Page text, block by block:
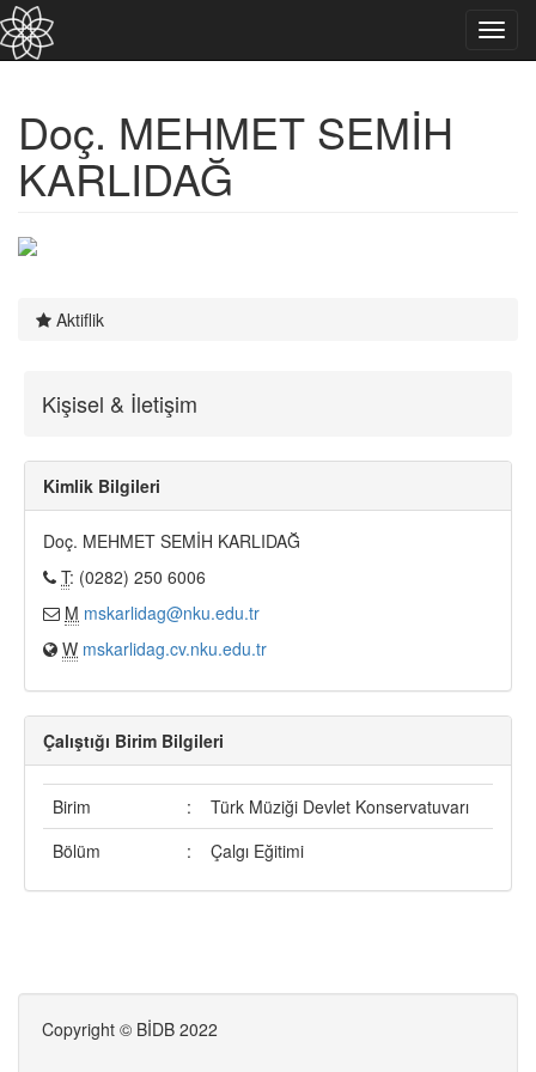
Doç. MEHMET SEMİH
KARLIDAĞ
Aktiflik
Kişisel & İletişim
Kimlik Bilgileri
Doç. MEHMET SEMİH KARLIDAĞ
T: (0282) 250 6006
M mskarlidag@nku.edu.tr
W mskarlidag.cv.nku.edu.tr
Çalıştığı Birim Bilgileri
Birim :
Türk Müziği Devlet Konservatuvarı
Bölüm
: Çalgı Eğitimi
Copyright © BİDB 2022